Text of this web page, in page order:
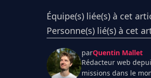
Équipe(s) liée(s) à cet
Personne(s) lié(s) à cet
parQuentin Mallet
Rédacteur web
missions dans le